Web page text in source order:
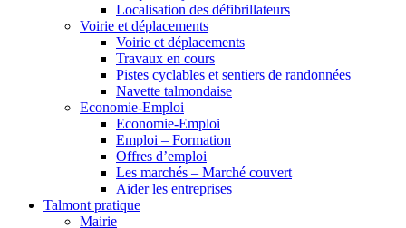
Localisation des défibrillateurs
Voirie et déplacements
Voirie et déplacements
Travaux en cours
Pistes cyclables et sentiers de randonnées
Navette talmondaise
Economie-Emploi
Economie-Emploi
Emploi – Formation
Offres d’emploi
Les marchés – Marché couvert
Aider les entreprises
Talmont pratique
Mairie